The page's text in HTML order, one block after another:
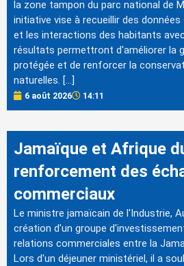
la zone tampon du parc national de
initiative vise à recueillir des
et les interactions des habitants
résultats permettront d'améliorer la
protégée et de renforcer la
naturelles. […]
6 août 2026 14:11
Jamaïque et Afrique
renforcement des
commerciaux
Le ministre jamaïcain de l'Industrie,
création d'un groupe
relations commerciales entre la
Lors d'un déjeuner ministériel, il a